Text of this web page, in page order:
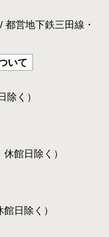
営地下鉄三田線・
いて
く）
館日除く）
日除く）